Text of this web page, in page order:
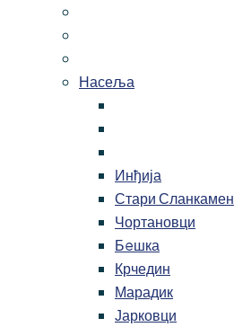
Насеља
Инђија
Стари Сланкамен
Чортановци
Бeшка
Крчедин
Марадик
Јарковци